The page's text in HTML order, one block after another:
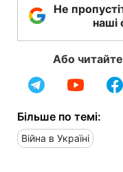
Не
наші
Або
Більше по темі:
Війна в Україні